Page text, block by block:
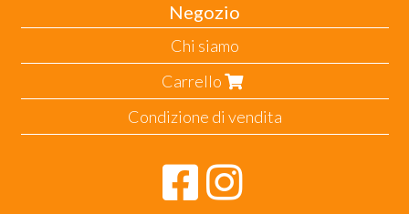
Negozio
Chi siamo
Carrello
Condizione di vendita